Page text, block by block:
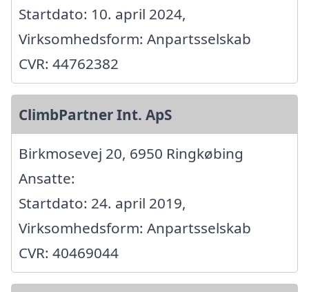
Startdato: 10. april 2024,
Virksomhedsform: Anpartsselskab
CVR: 44762382
ClimbPartner Int. ApS
Birkmosevej 20, 6950 Ringkøbing
Ansatte:
Startdato: 24. april 2019,
Virksomhedsform: Anpartsselskab
CVR: 40469044